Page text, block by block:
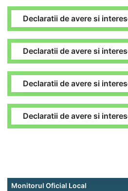
Declaratii de avere si
Declaratii de avere si
Declaratii de avere si
Declaratii de avere si
Monitorul Oficial Local